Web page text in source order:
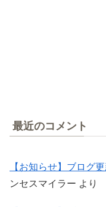
最近のコメント
【お知らせ】ブログ
ンセスマイラー より